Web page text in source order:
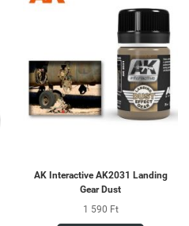
AK Interactive AK2031 Landing
Gear Dust
1 590 Ft